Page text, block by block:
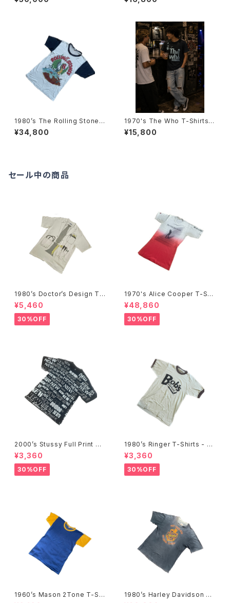
-Shirts 1977 -1970年代 デ
年 ザ・ローリング・ストーンズ ツ
1980’s The Rolling Stones
European tour T-Shirts -19
82年 ザ・ローリング・ストーンズ
¥34,800
1970's The Who T-Shirts -
1970年代 ザ・フーTシャツ-
¥15,800
セール中の商品
1980’s Doctor’s Design Tr
ompe-l'œil T-Shirts -1980
年代 騙し絵Tシャツ-
¥5,460
30%OFF
1970's Alice Cooper T-Shi
rts -1970年代 アリス・クーパ
ーTシャツ-
¥48,860
30%OFF
2000’s Stussy Full Print T-
Shirts -2000年代 ステューシ
ー フルプリントTシャツ-
¥3,360
30%OFF
1980’s Ringer T-Shirts - 19
80年代 リンガーTシャツ-
¥3,360
30%OFF
1960’s Mason 2Tone T-Shi
1980’s Harley Davidson T-